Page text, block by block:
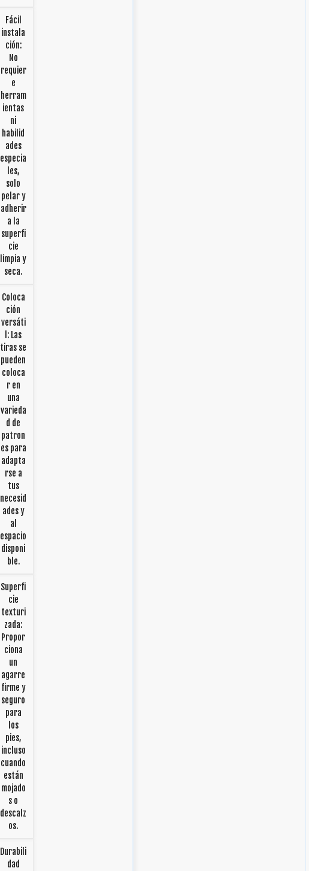
Fácil
instala
ción:
No
requier
e
herram
ientas
ni
habilid
ades
especia
les,
solo
pelar y
adherir
a la
superfi
cie
limpia y
seca.
Coloca
ción
versáti
l: Las
tiras se
pueden
coloca
r en
una
varieda
d de
patron
es para
adapta
rse a
tus
necesid
ades y
al
espacio
disponi
ble.
Superfi
cie
texturi
zada:
Propor
ciona
un
agarre
firme y
seguro
para
los
pies,
incluso
cuando
están
mojado
s o
descalz
os.
Durabili
dad